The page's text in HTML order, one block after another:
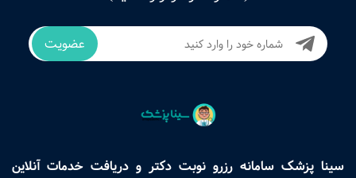
عضویت
سینا پزشک سامانه رزرو نوبت دکتر و دریافت خدمات آنلاین